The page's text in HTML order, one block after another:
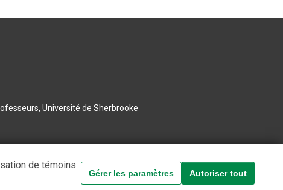
Université de Sherbrooke
de témoins
Gérer les paramètres Autoriser tout